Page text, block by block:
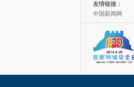
友情链接：
中国新闻网